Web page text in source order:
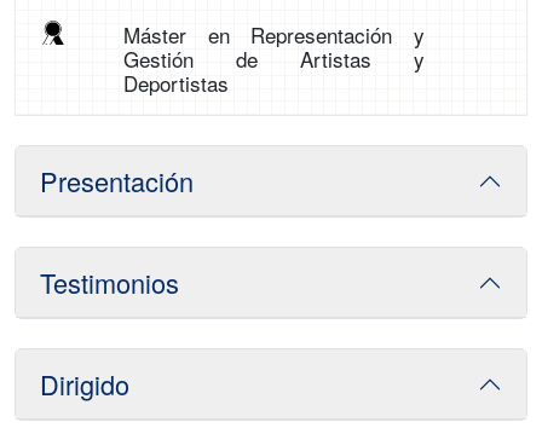
Máster en Representación y
Gestión de Artistas y
Deportistas
Presentación
Testimonios
Dirigido